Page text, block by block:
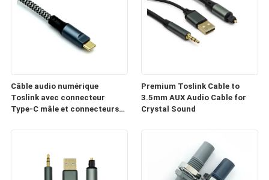
Câble audio numérique
Toslink avec connecteur
Type-C mâle et connecteurs
Premium Toslink Cable to
3.5mm AUX Audio Cable for
Crystal Sound